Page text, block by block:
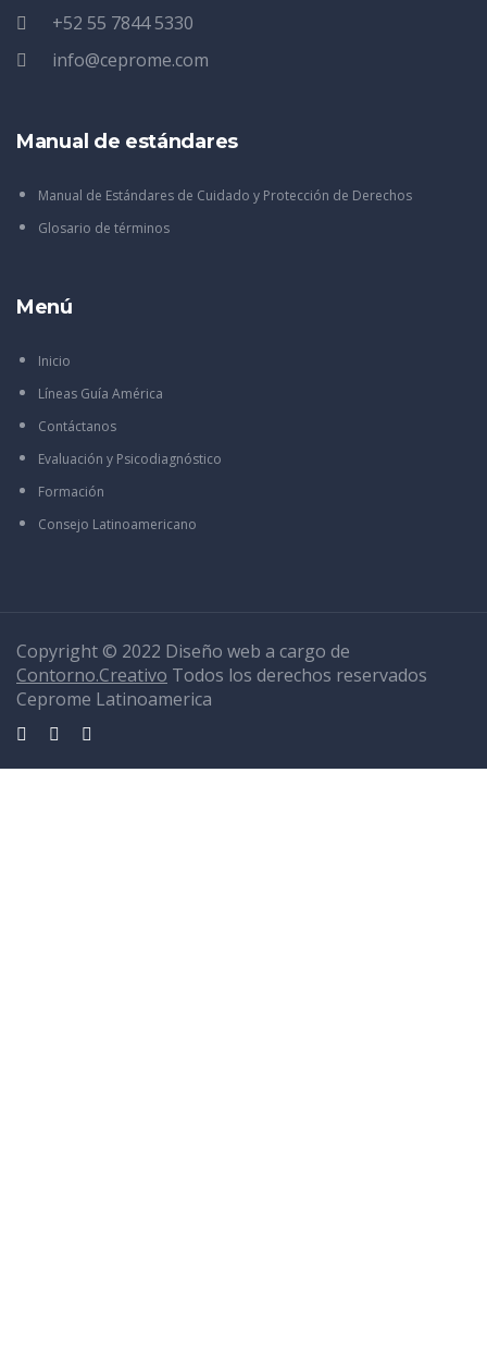
+52 55 7844 5330
info@ceprome.com
Manual de estándares
Manual de Estándares de Cuidado y Protección de Derechos
Glosario de términos
Menú
Inicio
Líneas Guía América
Contáctanos
Evaluación y Psicodiagnóstico
Formación
Consejo Latinoamericano
Copyright © 2022 Diseño web a cargo de
Contorno.Creativo Todos los derechos reservados
Ceprome Latinoamerica